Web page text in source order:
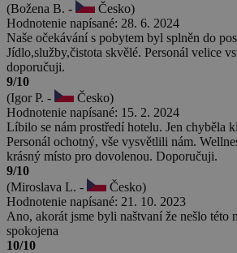
(Božena B. -
Česko)
Hodnotenie napísané: 28. 6. 2024
Naše očekávání s pobytem byl splněn do
Jídlo,služby,čistota skvělé. Personál velice
doporučuji.
9/10
(Igor P. -
Česko)
Hodnotenie napísané: 15. 2. 2024
Líbilo se nám prostředí hotelu. Jen chyběla
Personál ochotný, vše vysvětlili nám.
krásný místo pro dovolenou. Doporučuji.
9/10
(Miroslava L. -
Česko)
Hodnotenie napísané: 21. 10. 2023
Ano, akorát jsme byli naštvaní že nešlo této
spokojena
10/10